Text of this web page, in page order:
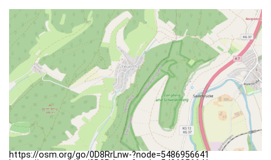
https://osm.org/go/0D8RrLnw-?node=5486956641